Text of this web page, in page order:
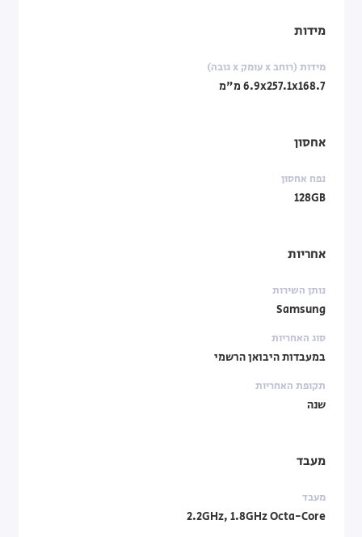
מידות
מידות (רוחב x עומק x גובה)
‎6.9x257.1x168.7‎ מ"מ
אחסון
נפח אחסון
128GB
אחריות
נותן השירות
Samsung
סוג האחריות
במעבדות היבואן הרשמי
תקופת האחריות
שנה
מעבד
מעבד
‎2.2GHz, 1.8GHz‎ Octa-Core